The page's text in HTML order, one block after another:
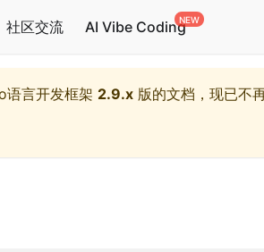
社区交流 AI Vibe Coding
言开发框架 2.9.x 版的文档，现已不